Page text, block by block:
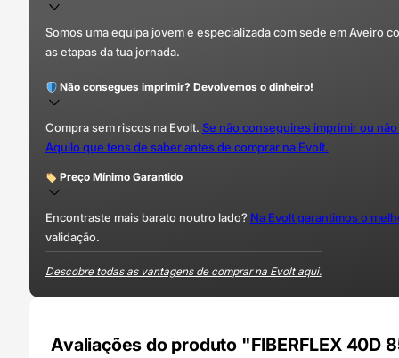
Somos uma equipa jovem e especializada com sede em Aveiro
as etapas da tua jornada.
Não consegues imprimir? Devolvemos o dinheiro!
Compra sem riscos na Evolt. Se não conseguires imprimir ou
Aquilo que tens de saber antes de comprar na Evolt.
Preço Mínimo Garantido
Encontraste mais barato noutro lado? Na Evolt garantimos o
validação.
Descobre todas as vantagens de comprar na Evolt aqui.
Avaliações do produto "FIBERFLEX 40D